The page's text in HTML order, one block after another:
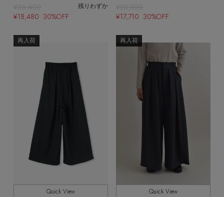
¥25,300
¥17,710 30%OFF
¥26,400 残りわずか
¥18,480 30%OFF
再入荷
Quick View
再入荷
Quick View